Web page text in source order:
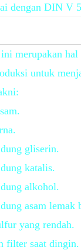
dengan DIN V
merupakan hal
untuk
gliserin.
katalis.
alkohol.
asam lemak
yang rendah.
filter saat dingin.